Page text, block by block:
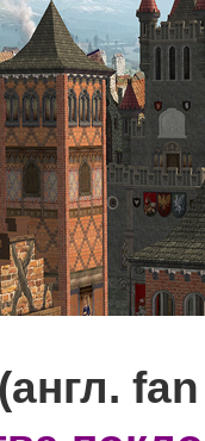
(англ.